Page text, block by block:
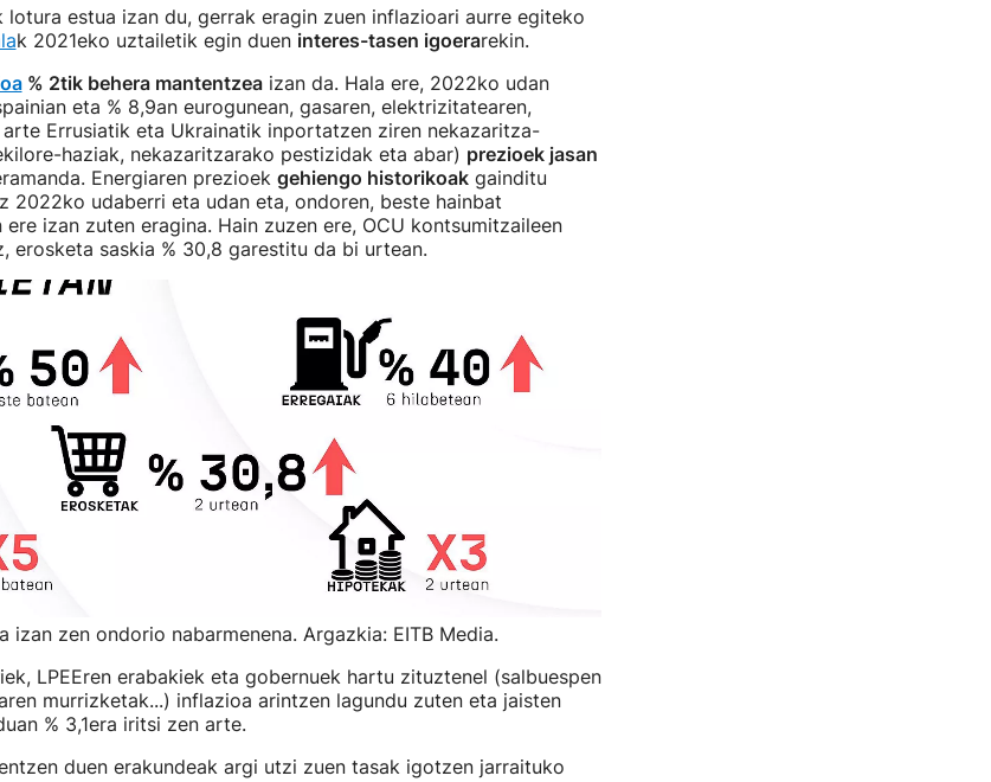
lotura estua izan du, gerrak eragin zuen inflazioari aurre egiteko
k 2021eko uztailetik egin duen interes-tasen igoerarekin.
% 2tik behera mantentzeaizan da. Hala ere, 2022ko udan
eta % 8,9an eurogunean, gasaren, elektrizitatearen,
Errusiatik eta Ukrainatik inportatzen ziren nekazaritza-
haziak, nekazaritzarako pestizidak eta abar) prezioek jasan
Energiaren prezioek gehiengo historikoakgainditu
2022ko udaberri eta udan eta, ondoren, beste hainbat
izan zuten eragina. Hain zuzen ere, OCU kontsumitzaileen
erosketa saskia % 30,8 garestitu da bi urtean.
izan zen ondorio nabarmenena. Argazkia: EITB Media.
LPEEren erabakiek eta gobernuek hartu zituztenel (salbuespen
murrizketak...) inflazioa arintzen lagundu zuten eta jaisten
% 3,1era iritsi zen arte.
duen erakundeak argi utzi zuen tasak igotzen jarraituko